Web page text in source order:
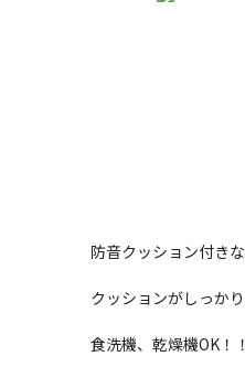
防音クッション付き
クッションがしっか
食洗機、乾燥機OK！！